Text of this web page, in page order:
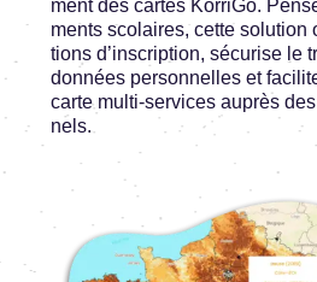
ment des cartes KorriGo.
ments scolaires, cette
tions d’ins­crip­tion, sécu­rise le
données person­nelles et
carte multi-services auprès
nels.
Image